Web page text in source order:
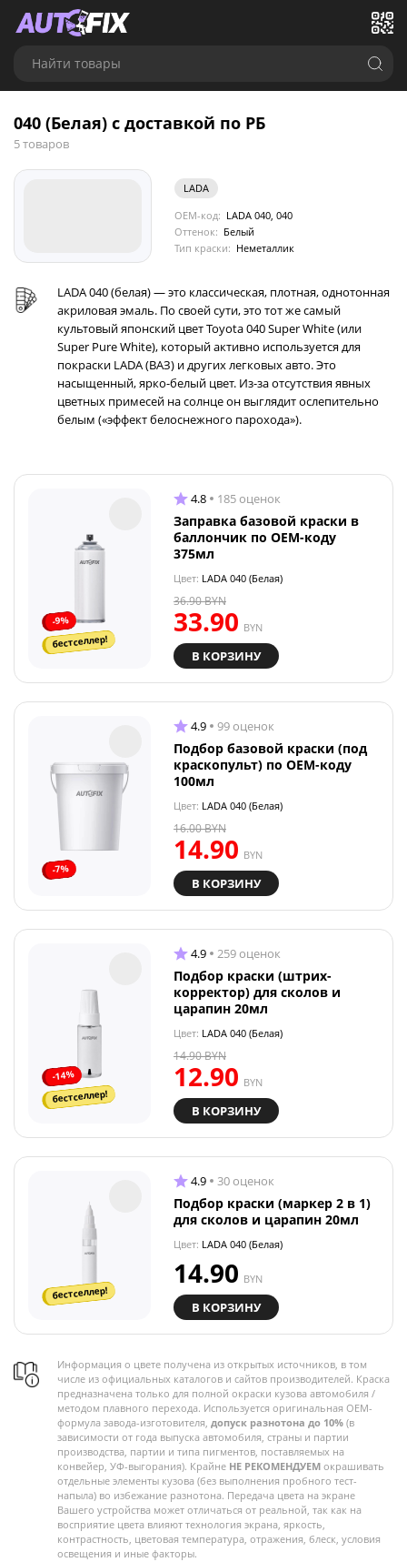
Найти товары
040 (Белая) с доставкой по РБ
5 товаров
LADA
OEM-код: LADA 040, 040
Оттенок: Белый
Тип краски: Неметаллик
LADA 040 (белая) — это классическая, плотная, однотонная
акриловая эмаль. По своей сути, это тот же самый
культовый японский цвет Toyota 040 Super White (или
Super Pure White), который активно используется для
покраски LADA (ВАЗ) и других легковых авто. Это
насыщенный, ярко-белый цвет. Из-за отсутствия явных
цветных примесей на солнце он выглядит ослепительно
белым («эффект белоснежного парохода»).
-9%
бестселлер!
4.8 185 оценок
Заправка базовой краски в
баллончик по OEM-коду
375мл
Цвет: LADA 040 (Белая)
33.90 BYN
36.90BYN
В КОРЗИНУ
-7%
4.9 99 оценок
Подбор базовой краски (под
краскопульт) по OEM-коду
100мл
Цвет: LADA 040 (Белая)
14.90 BYN
16.00BYN
В КОРЗИНУ
-14%
бестселлер!
4.9 259 оценок
Подбор краски (штрих-
корректор) для сколов и
царапин 20мл
Цвет: LADA 040 (Белая)
12.90 BYN
14.90BYN
В КОРЗИНУ
бестселлер!
4.9 30 оценок
Подбор краски (маркер 2 в 1)
для сколов и царапин 20мл
Цвет: LADA 040 (Белая)
14.90 BYN
В КОРЗИНУ
Информация о цвете получена из открытых источников, в том
числе из официальных каталогов и сайтов производителей. Краска
предназначена только для полной окраски кузова автомобиля /
методом плавного перехода. Используется оригинальная OEM-
формула завода-изготовителя, допуск разнотона до 10% (в
зависимости от года выпуска автомобиля, страны и партии
производства, партии и типа пигментов, поставляемых на
конвейер, УФ-выгорания). Крайне НЕ РЕКОМЕНДУЕМ окрашивать
отдельные элементы кузова (без выполнения пробного тест-
напыла) во избежание разнотона. Передача цвета на экране
Вашего устройства может отличаться от реальной, так как на
восприятие цвета влияют технология экрана, яркость,
контрастность, цветовая температура, отражения, блеск, условия
освещения и иные факторы.